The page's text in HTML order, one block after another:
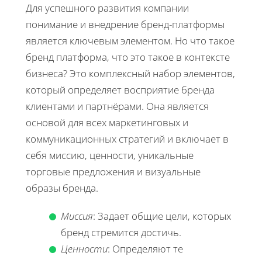
Для успешного развития компании
понимание и внедрение бренд-платформы
является ключевым элементом. Но что такое
бренд платформа, что это такое в контексте
бизнеса? Это комплексный набор элементов,
который определяет восприятие бренда
клиентами и партнёрами. Она является
основой для всех маркетинговых и
коммуникационных стратегий и включает в
себя миссию, ценности, уникальные
торговые предложения и визуальные
образы бренда.
Миссия: Задает общие цели, которых
бренд стремится достичь.
Ценности: Определяют те